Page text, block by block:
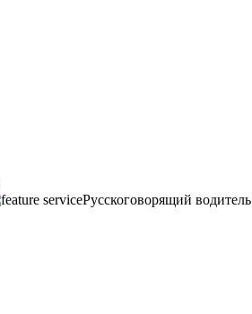
Русскоговорящий водитель